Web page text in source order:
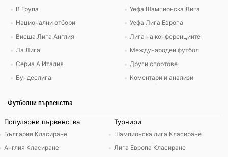
В Група
Национални отбори
Висша Лига Англия
Ла Лига
Сериа А Италия
Бундеслига
Уефа Шампионска Лига
Уефа Лига Европа
Лига на конференциите
Международен футбол
Други спортове
Коментари и анализи
Футболни първенства
Популярни първенства
България Класиране
Англия Класиране
Турнири
Шампионска лига Класиране
Лига Европа Класиране